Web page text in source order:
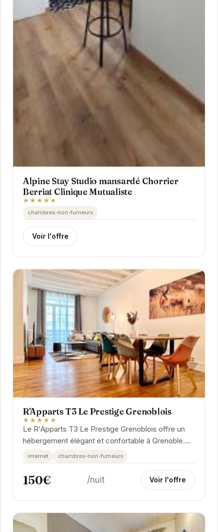
Alpine Stay Studio mansardé Chorrier
Berriat Clinique Mutualiste
★★★★★
chambres-non-fumeurs
Voir l'offre
R'Apparts T3 Le Prestige Grenoblois
★★★★★
Le R'Apparts T3 Le Prestige Grenoblois offre un
hébergement élégant et confortable à Grenoble.
Idéalement situé, il permet un accès facile aux...
internet chambres-non-fumeurs
150€ /nuit Voir l'offre